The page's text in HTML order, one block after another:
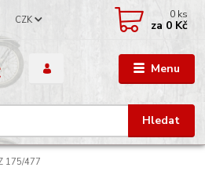
Menu
CZK
Hledat
0 ks
za 0 Kč
175/477